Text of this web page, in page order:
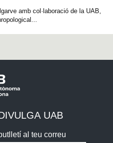
amb col·laboració de la UAB,
UAB
al teu correu